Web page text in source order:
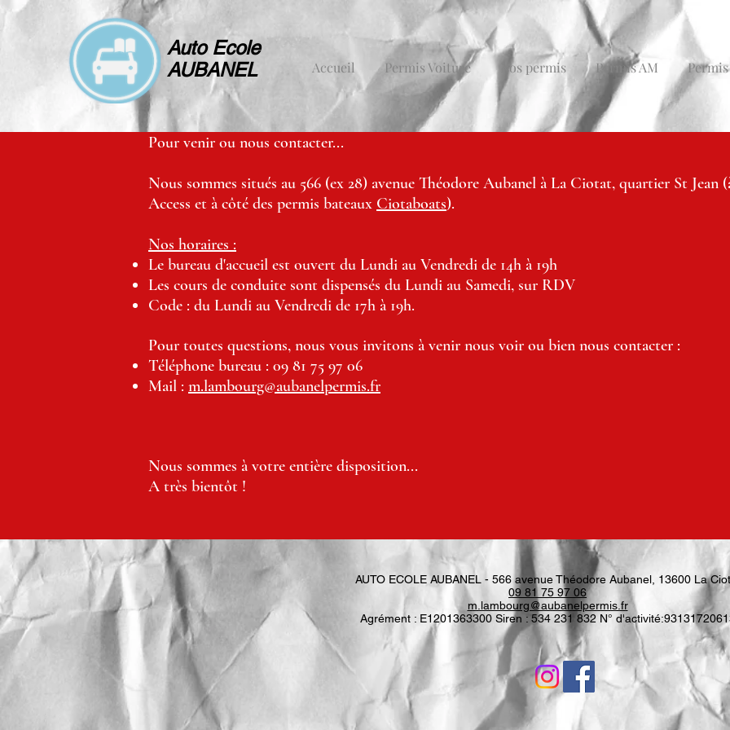
Auto Ecole
AUBANEL
Accueil Permis Voiture Nos permis Permis AM
Pour venir ou nous contacter...
Nous sommes situés au 566 (ex 28) avenue Théodore Aubanel à La Ciotat, quartier St
Access et à côté des permis bateaux Ciotaboats).
Nos horaires :
Le bureau d'accueil est ouvert du Lundi au Vendredi de 14h à 19h
Les cours de conduite sont dispensés du Lundi au Samedi, sur RDV
Code : du Lundi au Vendredi de 17h à 19h.
Pour toutes questions, nous vous invitons à venir nous voir ou bien nous contacter :
Téléphone bureau : 09 81 75 97 06
Mail : m.lambourg@aubanelpermis.fr
Nous sommes à votre entière disposition...
A très bientôt !
AUTO ECOLE AUBANEL - 566 avenue Théodore Aubanel, 13600 La
09 81 75 97 06
m.lambourg@aubanelpermis.fr
Agrément : E1201363300 Siren : 534 231 832 N°